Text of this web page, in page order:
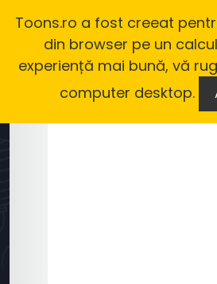
Toons.ro a fost creeat
din browser pe un
experiență mai bună, vă
computer desktop.